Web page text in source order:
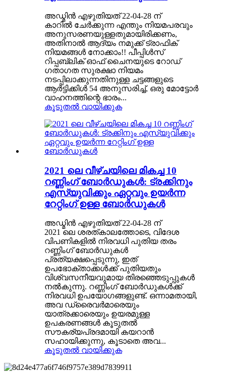
അഡ്മിൻ എഴുതിയത് 22-04-28 ന്
കാറിൽ ചേർക്കുന്ന എന്തും നിയമപരവും
അനുസരണയുള്ളതുമായിരിക്കണം,
അതിനാൽ ആദ്യം നമുക്ക് ട്രാഫിക്
നിയമങ്ങൾ നോക്കാം!! പീപ്പിൾസ്
റിപ്പബ്ലിക് ഓഫ് ചൈനയുടെ റോഡ്
ഗതാഗത സുരക്ഷാ നിയമം
നടപ്പിലാക്കുന്നതിനുള്ള ചട്ടങ്ങളുടെ
ആർട്ടിക്കിൾ 54 അനുസരിച്ച്, ഒരു മോട്ടോർ
വാഹനത്തിന്റെ ഭാരം...
കൂടുതൽ വായിക്കുക
2021 ലെ വീഴ്ചയിലെ മികച്ച 10
റണ്ണിംഗ് ബോർഡുകൾ: ട്രക്കിനും
എസ്‌യുവിക്കും ഏറ്റവും ഉയർന്ന
റേറ്റിംഗ് ഉള്ള ബോർഡുകൾ
അഡ്മിൻ എഴുതിയത് 22-04-28 ന്
2021 ലെ ശരത്കാലത്തോടെ, വിദേശ
വിപണികളിൽ നിരവധി പുതിയ തരം
റണ്ണിംഗ് ബോർഡുകൾ
പ്രത്യക്ഷപ്പെടുന്നു, ഇത്
ഉപഭോക്താക്കൾക്ക് പുതിയതും
വിശ്വസനീയവുമായ തിരഞ്ഞെടുപ്പുകൾ
നൽകുന്നു. റണ്ണിംഗ് ബോർഡുകൾക്ക്
നിരവധി ഉപയോഗങ്ങളുണ്ട്. ഒന്നാമതായി,
അവ ഡ്രൈവർമാരെയും
യാത്രക്കാരെയും ഉയരമുള്ള
ഉപകരണങ്ങൾ കൂടുതൽ
സൗകര്യപ്രദമായി കയറാൻ
സഹായിക്കുന്നു, കൂടാതെ അവ...
കൂടുതൽ വായിക്കുക